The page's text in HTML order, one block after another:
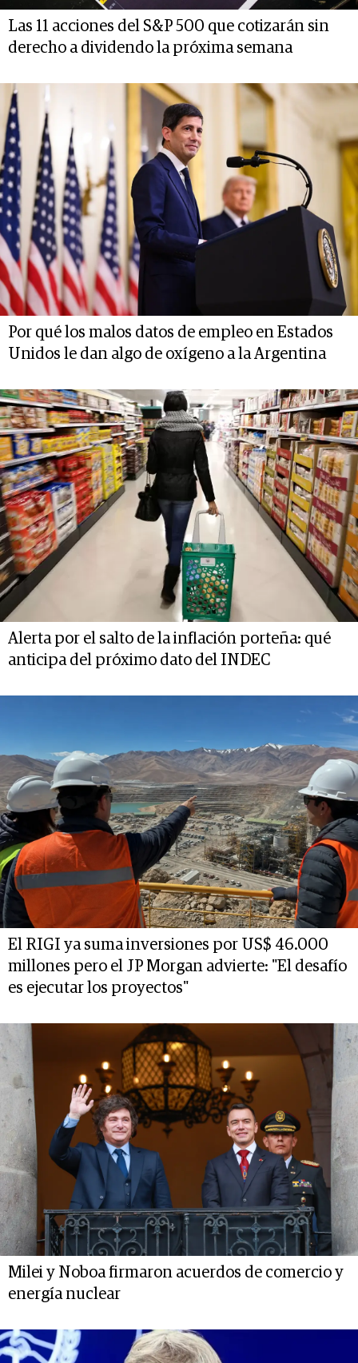
Las 11 acciones del S&P 500 que cotizarán sin
derecho a dividendo la próxima semana
Por qué los malos datos de empleo en Estados
Unidos le dan algo de oxígeno a la Argentina
Alerta por el salto de la inflación porteña: qué
anticipa del próximo dato del INDEC
El RIGI ya suma inversiones por US$ 46.000
millones pero el JP Morgan advierte: "El desafío
es ejecutar los proyectos"
Milei y Noboa firmaron acuerdos de comercio y
energía nuclear